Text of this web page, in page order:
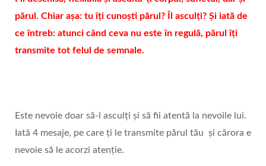
părul. Chiar așa: tu îți cunoști părul? Îl asculți? Și iată de
ce întreb: atunci când ceva nu este în regulă, părul îți
transmite tot felul de semnale.
Este nevoie doar să-l asculți și să fii atentă la nevoile lui.
Iată 4 mesaje, pe care ți le transmite părul tău și cărora e
nevoie să le acorzi atenție.